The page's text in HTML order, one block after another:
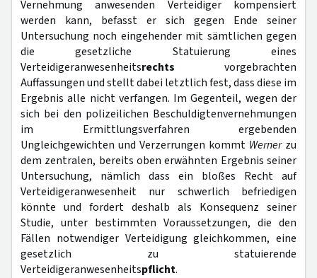
Vernehmung anwesenden Verteidiger kompensiert
werden kann, befasst er sich gegen Ende seiner
Untersuchung noch eingehender mit sämtlichen gegen
die gesetzliche Statuierung eines
Verteidigeranwesenheitsrechts vorgebrachten
Auffassungen und stellt dabei letztlich fest, dass diese im
Ergebnis alle nicht verfangen. Im Gegenteil, wegen der
sich bei den polizeilichen Beschuldigtenvernehmungen
im Ermittlungsverfahren ergebenden
Ungleichgewichten und Verzerrungen kommt Wernerzu
dem zentralen, bereits oben erwähnten Ergebnis seiner
Untersuchung, nämlich dass ein bloßes Recht auf
Verteidigeranwesenheit nur schwerlich befriedigen
könnte und fordert deshalb als Konsequenz seiner
Studie, unter bestimmten Voraussetzungen, die den
Fällen notwendiger Verteidigung gleichkommen, eine
gesetzlich zu statuierende
Verteidigeranwesenheitspflicht.